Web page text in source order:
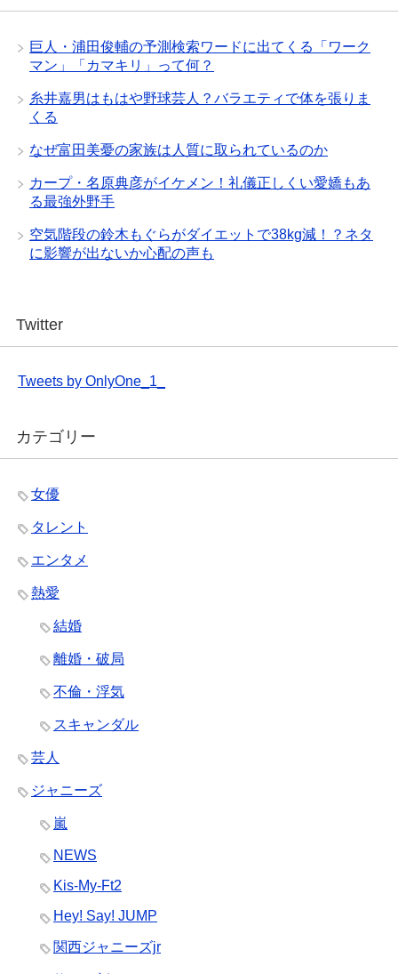
巨人・浦田俊輔の予測検索ワードに出てくる「ワーク
マン」「カマキリ」って何？
糸井嘉男はもはや野球芸人？バラエティで体を張りま
くる
なぜ富田美憂の家族は人質に取られているのか
カープ・名原典彦がイケメン！礼儀正しくい愛嬌もあ
る最強外野手
空気階段の鈴木もぐらがダイエットで38kg減！？ネタ
に影響が出ないか心配の声も
Twitter
Tweets by OnlyOne_1_
カテゴリー
女優
タレント
エンタメ
熱愛
結婚
離婚・破局
不倫・浮気
スキャンダル
芸人
ジャニーズ
嵐
NEWS
Kis-My-Ft2
Hey! Say! JUMP
関西ジャニーズjr